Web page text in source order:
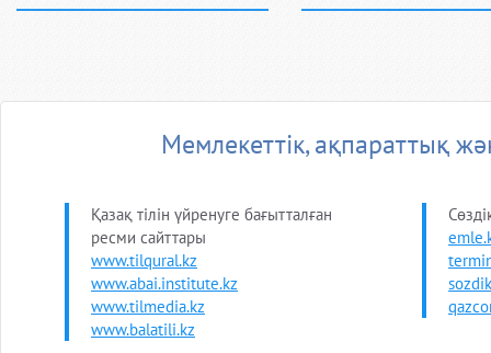
Мемлекеттiк, ақпараттық
Қазақ тілін үйренуге бағытталған
ресми сайттары
www.tilqural.kz
www.abai.institute.kz
www.tilmedia.kz
www.balatili.kz